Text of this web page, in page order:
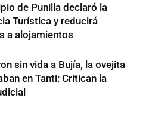
de Punilla declaró la
Turística y reducirá
a alojamientos
sin vida a Bujía, la ovejita
en Tanti: Critican la